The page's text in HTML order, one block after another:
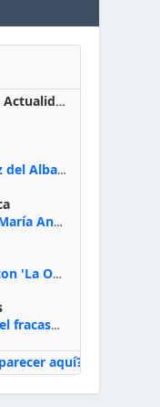
El Observador de la Actualidad
José Ricardo González del Alba, artista sacro: «Yo oro, hablo con Dios, le pido al Espíritu Santo su inspiración y siempre pinto rezando el rosario para que sea Él quien actúe a través de mis manos»
Santa Mama Antula (María Antonia de Paz y Figueroa)
Tres horas atrapado con 'La Odisea' de Nolan
Lo que aprendimos del fracaso al emprender
aquí?